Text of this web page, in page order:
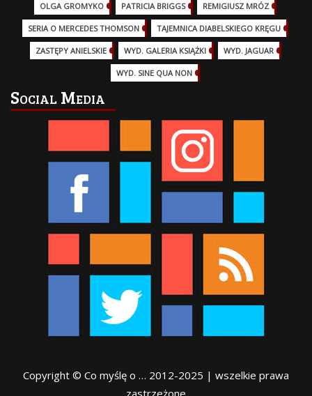
OLGA GROMYKO PATRICIA BRIGGS (12)REMIGIUSZ MRÓZ
SERIA O MERCEDES THOMSON (11)TAJEMNICA DIABELSKIEGO KRĘGU
ZASTĘPY ANIELSKIE WYD. GALERIA KSIĄŻKI WYD. JAGUAR
WYD. SINE QUA NON
Social Media
Copyright © Co myślę o … 2012-2025 | wszelkie prawa